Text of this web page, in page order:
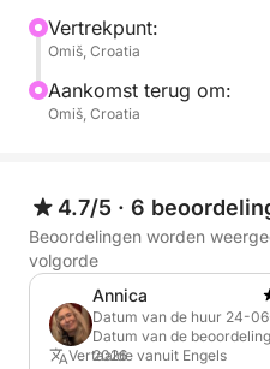
Uw veiligheid en comfort
Skarda is uitgerust met
reddingsvesten,
EHBO-kit en een
garanderen.
Ons familiebedrijf is in
door onze passie voor de
onvergetelijke
met een professionele
Vertrekpunt:
Omiš, Croatia
Aankomst terug om:
Omiš, Croatia
4.7/5 · 6
Beoordelingen worden
volgorde
Annica
Datum van de huur 24-
Datum van de
2026
Vertaalde vanuit Engels